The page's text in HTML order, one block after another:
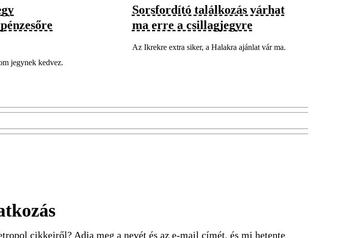
jegynek kedvez.
Sorsfordító találkozás várhat
ma erre a csillagjegyre
Az Ikrekre extra siker, a Halakra ajánlat vár ma.
cikkeiről? Adja meg a nevét és az e-mail címét, és mi hetente